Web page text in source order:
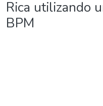
Rica utilizando
BPM